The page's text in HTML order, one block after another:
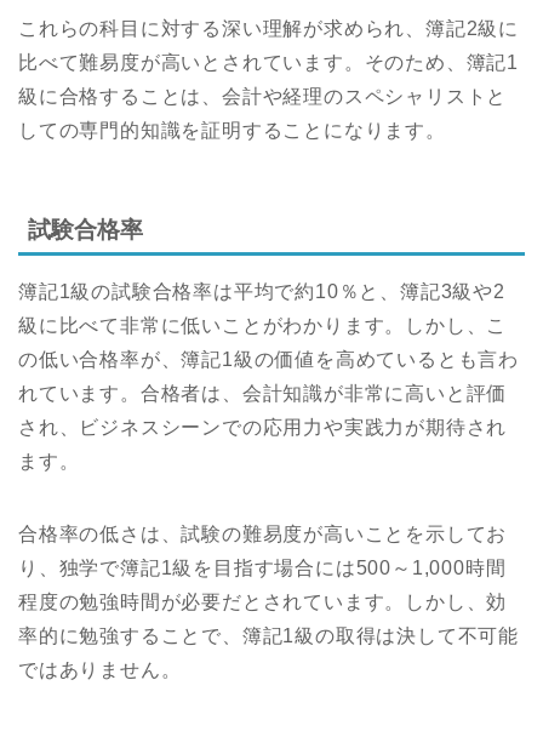
これらの科目に対する深い理解が求められ、簿記2級に
比べて難易度が高いとされています。そのため、簿記1
級に合格することは、会計や経理のスペシャリストと
しての専門的知識を証明することになります。
試験合格率
簿記1級の試験合格率は平均で約10％と、簿記3級や2
級に比べて非常に低いことがわかります。しかし、こ
の低い合格率が、簿記1級の価値を高めているとも言わ
れています。合格者は、会計知識が非常に高いと評価
され、ビジネスシーンでの応用力や実践力が期待され
ます。
合格率の低さは、試験の難易度が高いことを示してお
り、独学で簿記1級を目指す場合には500～1,000時間
程度の勉強時間が必要だとされています。しかし、効
率的に勉強することで、簿記1級の取得は決して不可能
ではありません。